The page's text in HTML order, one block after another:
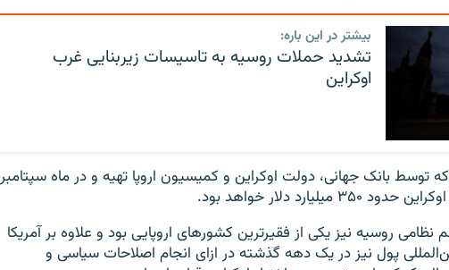
بیشتر در این باره:
تشدید حملات روسیه به تاسیسات زیربنایی غرب
اوکراین
بانک جهانی، دولت اوکراین و کمیسیون اروپا تهیه و در ماه سپتامبر
دلار خواهد بود.
نظامی روسیه نیز یکی از فقیرترین کشورهای اروپایی بود و علاوه بر آمریکا
پول نیز در یک دهه گذشته در ازای انجام اصلاحات سیاسی و